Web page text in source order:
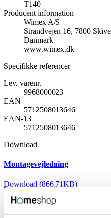
T140
Producent information
Wimex A/S
Strandvejen 16, 7800 Skive
Danmark
www.wimex.dk
Specifikke referencer
Lev. varenr.
9968000023
EAN
5712508013646
EAN-13
5712508013646
Download
Montagevejledning
Download (866.71KB)
Support